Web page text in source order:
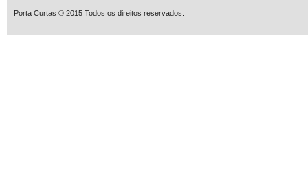
Porta Curtas © 2015 Todos os direitos reservados.